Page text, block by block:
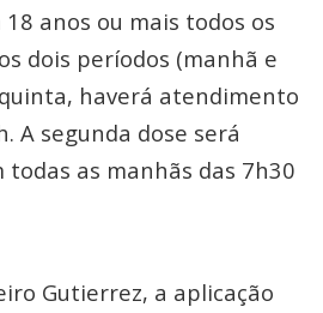
anos ou mais todos os
dois períodos (manhã e
haverá atendimento
A segunda dose será
as manhãs das 7h30
Gutierrez, a aplicação